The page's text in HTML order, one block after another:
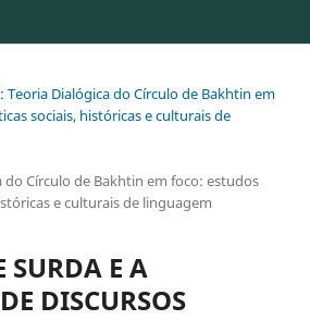
Teoria Dialógica do Círculo de Bakhtin em
sociais, históricas e culturais de
do Círculo de Bakhtin em foco: estudos
e culturais de linguagem
E A
DISCURSOS